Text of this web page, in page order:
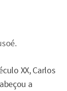
XX, Carlos
a